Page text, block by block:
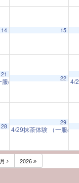
14 15
21
服のお茶とともに 日本の
22 4/
28
29
4/29抹茶体験 （一服の
2026